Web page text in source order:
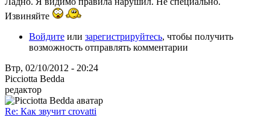
Извиняйте
Войдите или зарегистрируйтесь, чтобы получить
возможность отправлять комментарии
Втр, 02/10/2012 - 20:24
Picciotta Bedda
редактор
Re: Как звучит crovatti